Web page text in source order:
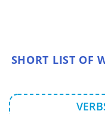
SHORT LIST OF